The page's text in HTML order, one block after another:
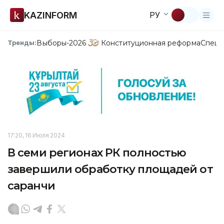
KAZINFORM РУ
Тренды:Выборы-2026 Конституционная реформа
17:20, 16 Июля 2024
В семи регионах РК полностью
завершили обработку площадей от
саранчи